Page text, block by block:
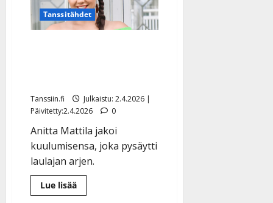
Tanssitähdet
Tanssiin.fi
Julkaistu: 2.4.2026 |
Päivitetty:2.4.2026
0
Anitta Mattila jakoi
kuulumisensa, joka pysäytti
laulajan arjen.
Lue lisääLue
lisää